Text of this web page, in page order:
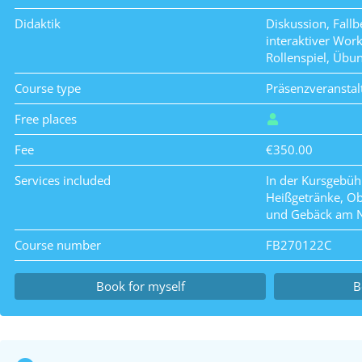
Didaktik
Diskussion,
interaktiver
Rollenspiel,
Course type
Free places
Fee
€350.00
Services included
In der
Heißgetränke,
und Gebäck am
Course number
FB270122C
Book for myself